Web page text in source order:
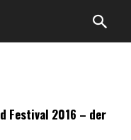
Festival 2016 – der